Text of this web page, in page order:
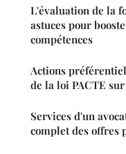
L'évaluation de la
astuces pour
compétences
Actions
de la loi PACTE
Services d'un
complet des offres